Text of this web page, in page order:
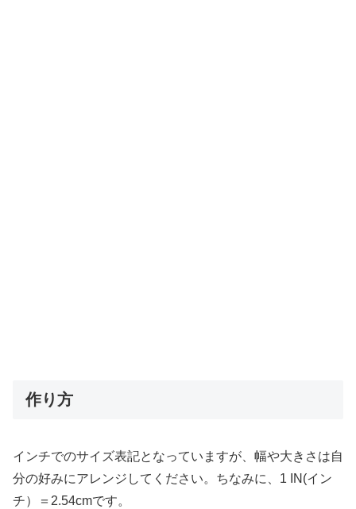
作り方
インチでのサイズ表記となっていますが、幅や大きさは自
分の好みにアレンジしてください。ちなみに、1 IN(イン
チ）＝2.54cmです。